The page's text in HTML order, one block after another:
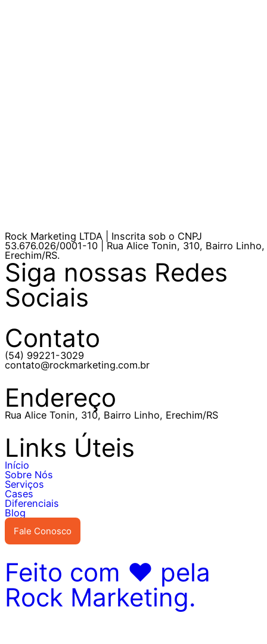
Rock Marketing LTDA | Inscrita sob o CNPJ
53.676.026/0001-10 | Rua Alice Tonin, 310, Bairro Linho,
Erechim/RS.
Siga nossas Redes
Sociais
Contato
(54) 99221-3029
contato@rockmarketing.com.br
Endereço
Rua Alice Tonin, 310, Bairro Linho, Erechim/RS
Links Úteis
Início
Sobre Nós
Serviços
Cases
Diferenciais
Blog
Fale Conosco
Feito com ♥ pela
Rock Marketing.